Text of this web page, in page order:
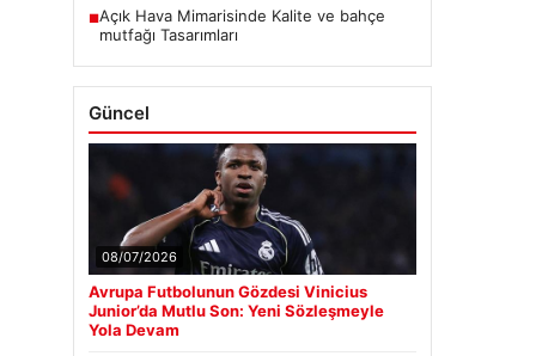
■Açık Hava Mimarisinde Kalite ve bahçe
mutfağı Tasarımları
Güncel
08/07/2026
Avrupa Futbolunun Gözdesi Vinicius
Junior’da Mutlu Son: Yeni Sözleşmeyle
Yola Devam